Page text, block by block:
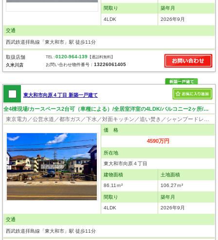
間取り
4LDK
築年月
2026年9月
交通
西武鉄道拝島線「東大和市」駅 徒歩11分
取扱店舗
久米川店
TEL :0120-964-139 【通話料無料】
お問い合わせ物件番号：13226061405
東大和市向原４丁目 新築一戸建て
全4棟現場/カースペース2台可（車種による）/全居室洋室の4LDK/バルコニー2ヶ所/「東大和市」駅徒歩11分
価 格
4590万円
所在地
東大和市向原４丁目
建物面積
86.11ｍ²
土地面積
106.27ｍ²
間取り
4LDK
築年月
2026年9月
交通
西武鉄道拝島線「東大和市」駅 徒歩11分